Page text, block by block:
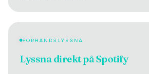
FÖRHANDSLYSSNA
Lyssna direkt på Spotify